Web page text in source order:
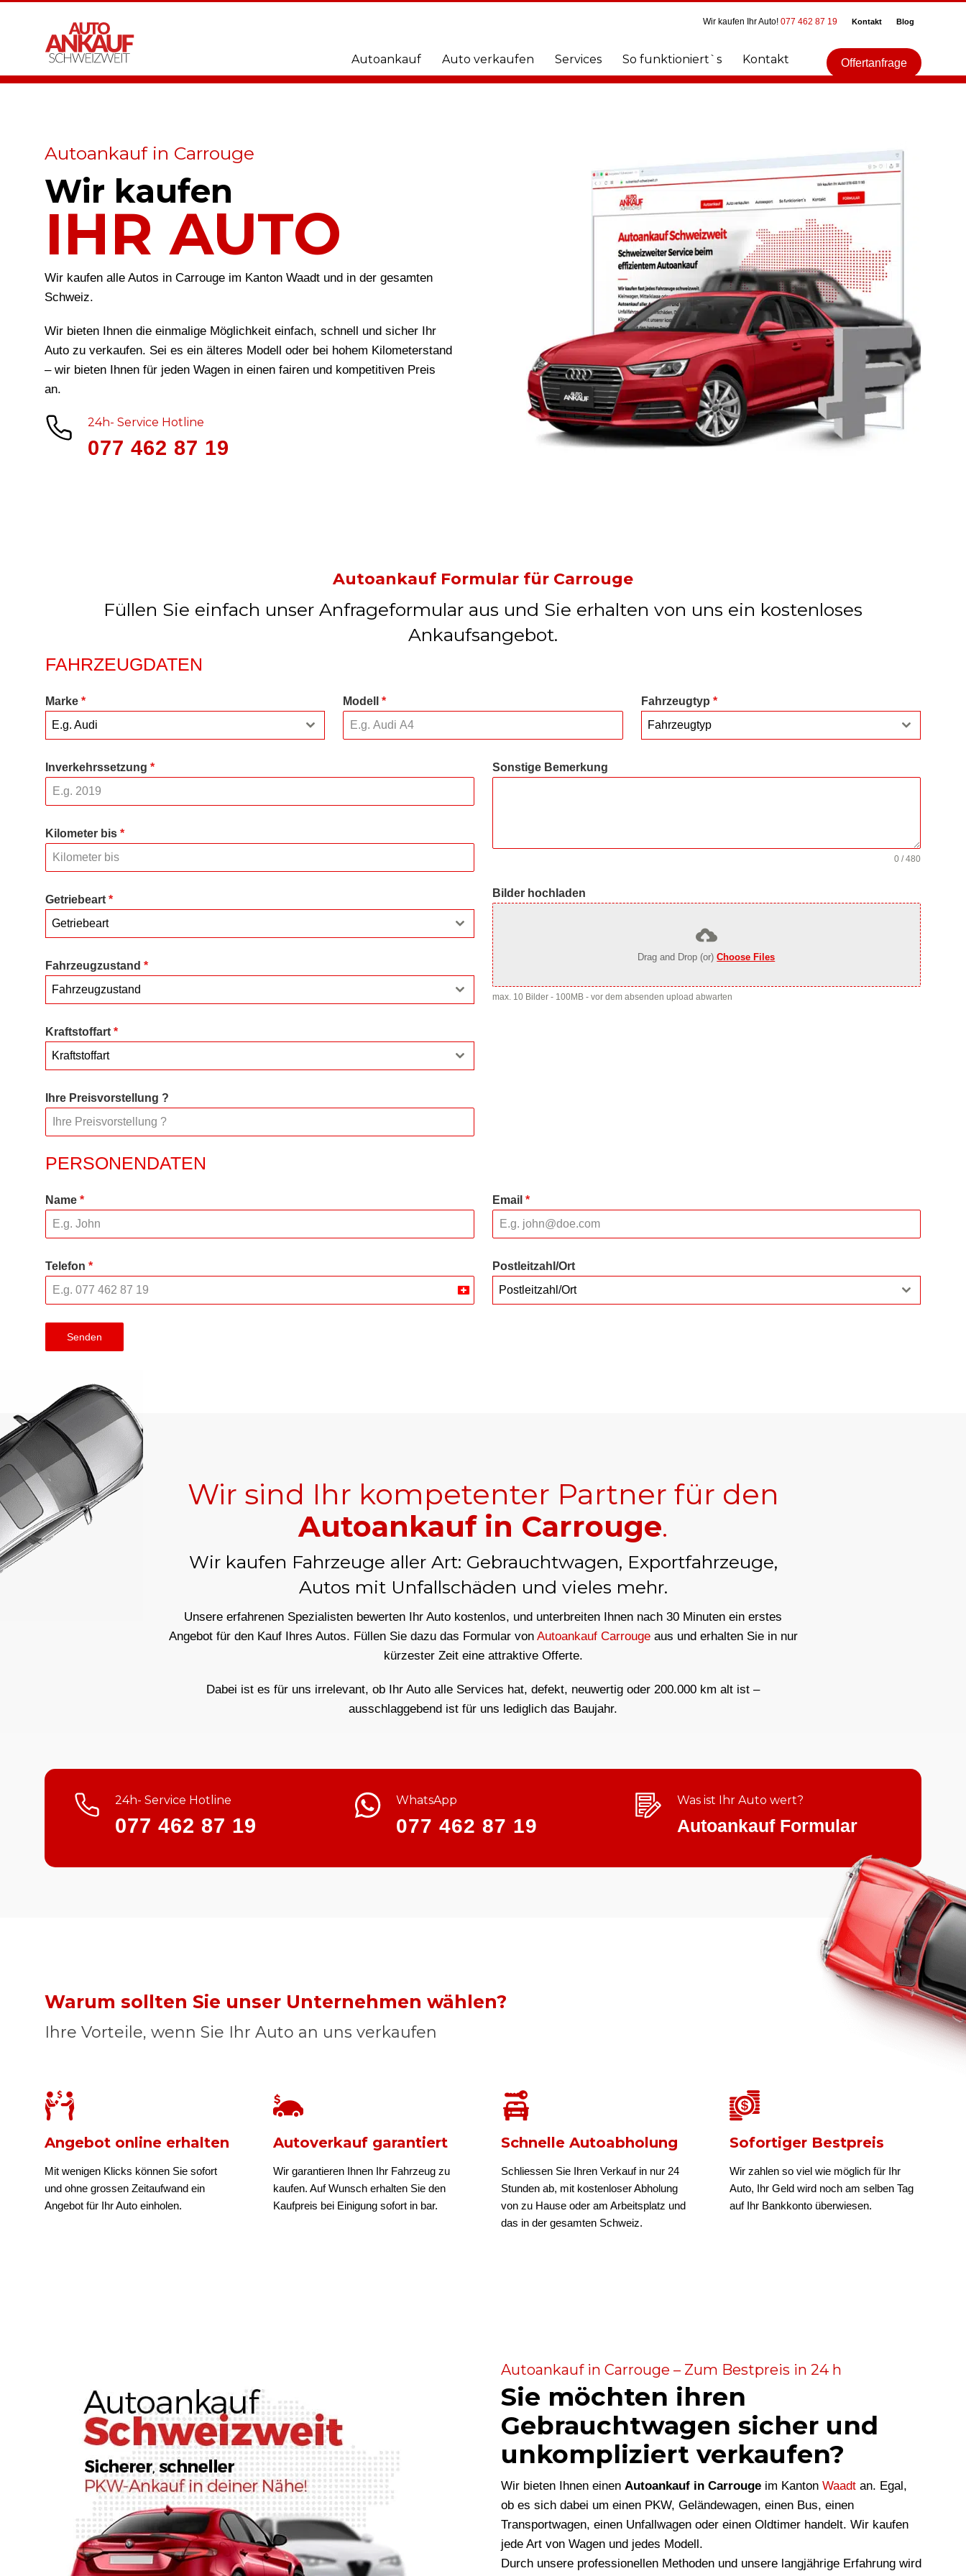
Wir kaufen Ihr Auto! 077 462 87 19 Kontakt Blog
Autoankauf Auto verkaufen Services So funktioniert`s Kontakt Offertanfrage
Autoankauf in Carrouge
Wir kaufen
IHR AUTO
Wir kaufen alle Autos in Carrouge im Kanton Waadt und in der gesamten
Schweiz.
Wir bieten Ihnen die einmalige Möglichkeit einfach, schnell und sicher Ihr
Auto zu verkaufen. Sei es ein älteres Modell oder bei hohem Kilometerstand
– wir bieten Ihnen für jeden Wagen in einen fairen und kompetitiven Preis
an.
24h- Service Hotline
077 462 87 19
Autoankauf Formular für Carrouge
Füllen Sie einfach unser Anfrageformular aus und Sie erhalten von uns ein kostenloses
Ankaufsangebot.
FAHRZEUGDATEN
Marke *
E.g. Audi
Modell* Fahrzeugtyp *
Fahrzeugtyp
Inverkehrssetzung *
Kilometer bis *
Getriebeart *
Getriebeart
Fahrzeugzustand *
Fahrzeugzustand
Kraftstoffart *
Kraftstoffart
Ihre Preisvorstellung ?
Sonstige Bemerkung
0 / 480
Bilder hochladen
Drag and Drop (or)Choose Files
max. 10 Bilder - 100MB - vor dem absenden upload abwarten
PERSONENDATEN
Name * Email *
Telefon *
Switzerland
Postleitzahl/Ort
Postleitzahl/Ort
Senden
Wir sind Ihr kompetenter Partner für den
Autoankauf in Carrouge.
Wir kaufen Fahrzeuge aller Art: Gebrauchtwagen, Exportfahrzeuge,
Autos mit Unfallschäden und vieles mehr.
Unsere erfahrenen Spezialisten bewerten Ihr Auto kostenlos, und unterbreiten Ihnen nach 30 Minuten ein erstes
Angebot für den Kauf Ihres Autos. Füllen Sie dazu das Formular von Autoankauf Carrougeaus und erhalten Sie in nur
kürzester Zeit eine attraktive Offerte.
Dabei ist es für uns irrelevant, ob Ihr Auto alle Services hat, defekt, neuwertig oder 200.000 km alt ist –
ausschlaggebend ist für uns lediglich das Baujahr.
24h- Service Hotline
077 462 87 19
WhatsApp
077 462 87 19
Was ist Ihr Auto wert?
Autoankauf Formular
Warum sollten Sie unser Unternehmen wählen?
Ihre Vorteile, wenn Sie Ihr Auto an uns verkaufen
Angebot online erhalten
Mit wenigen Klicks können Sie sofort
und ohne grossen Zeitaufwand ein
Angebot für Ihr Auto einholen.
Autoverkauf garantiert
Wir garantieren Ihnen Ihr Fahrzeug zu
kaufen. Auf Wunsch erhalten Sie den
Kaufpreis bei Einigung sofort in bar.
Schnelle Autoabholung
Schliessen Sie Ihren Verkauf in nur 24
Stunden ab, mit kostenloser Abholung
von zu Hause oder am Arbeitsplatz und
das in der gesamten Schweiz.
Sofortiger Bestpreis
Wir zahlen so viel wie möglich für Ihr
Auto, Ihr Geld wird noch am selben Tag
auf Ihr Bankkonto überwiesen.
Autoankauf in Carrouge – Zum Bestpreis in 24 h
Sie möchten ihren
Gebrauchtwagen sicher und
unkompliziert verkaufen?
Wir bieten Ihnen einen Autoankauf in Carrouge im Kanton Waadt an. Egal,
ob es sich dabei um einen PKW, Geländewagen, einen Bus, einen
Transportwagen, einen Unfallwagen oder einen Oldtimer handelt. Wir kaufen
jede Art von Wagen und jedes Modell.
Durch unsere professionellen Methoden und unsere langjährige Erfahrung wird